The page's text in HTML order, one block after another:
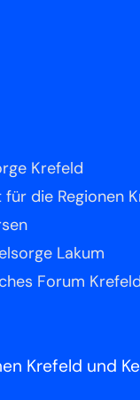
Krefeld
die Regionen
Lakum
Forum
Krefeld und